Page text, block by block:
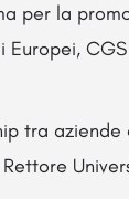
per la
Europei, CGS
tra aziende